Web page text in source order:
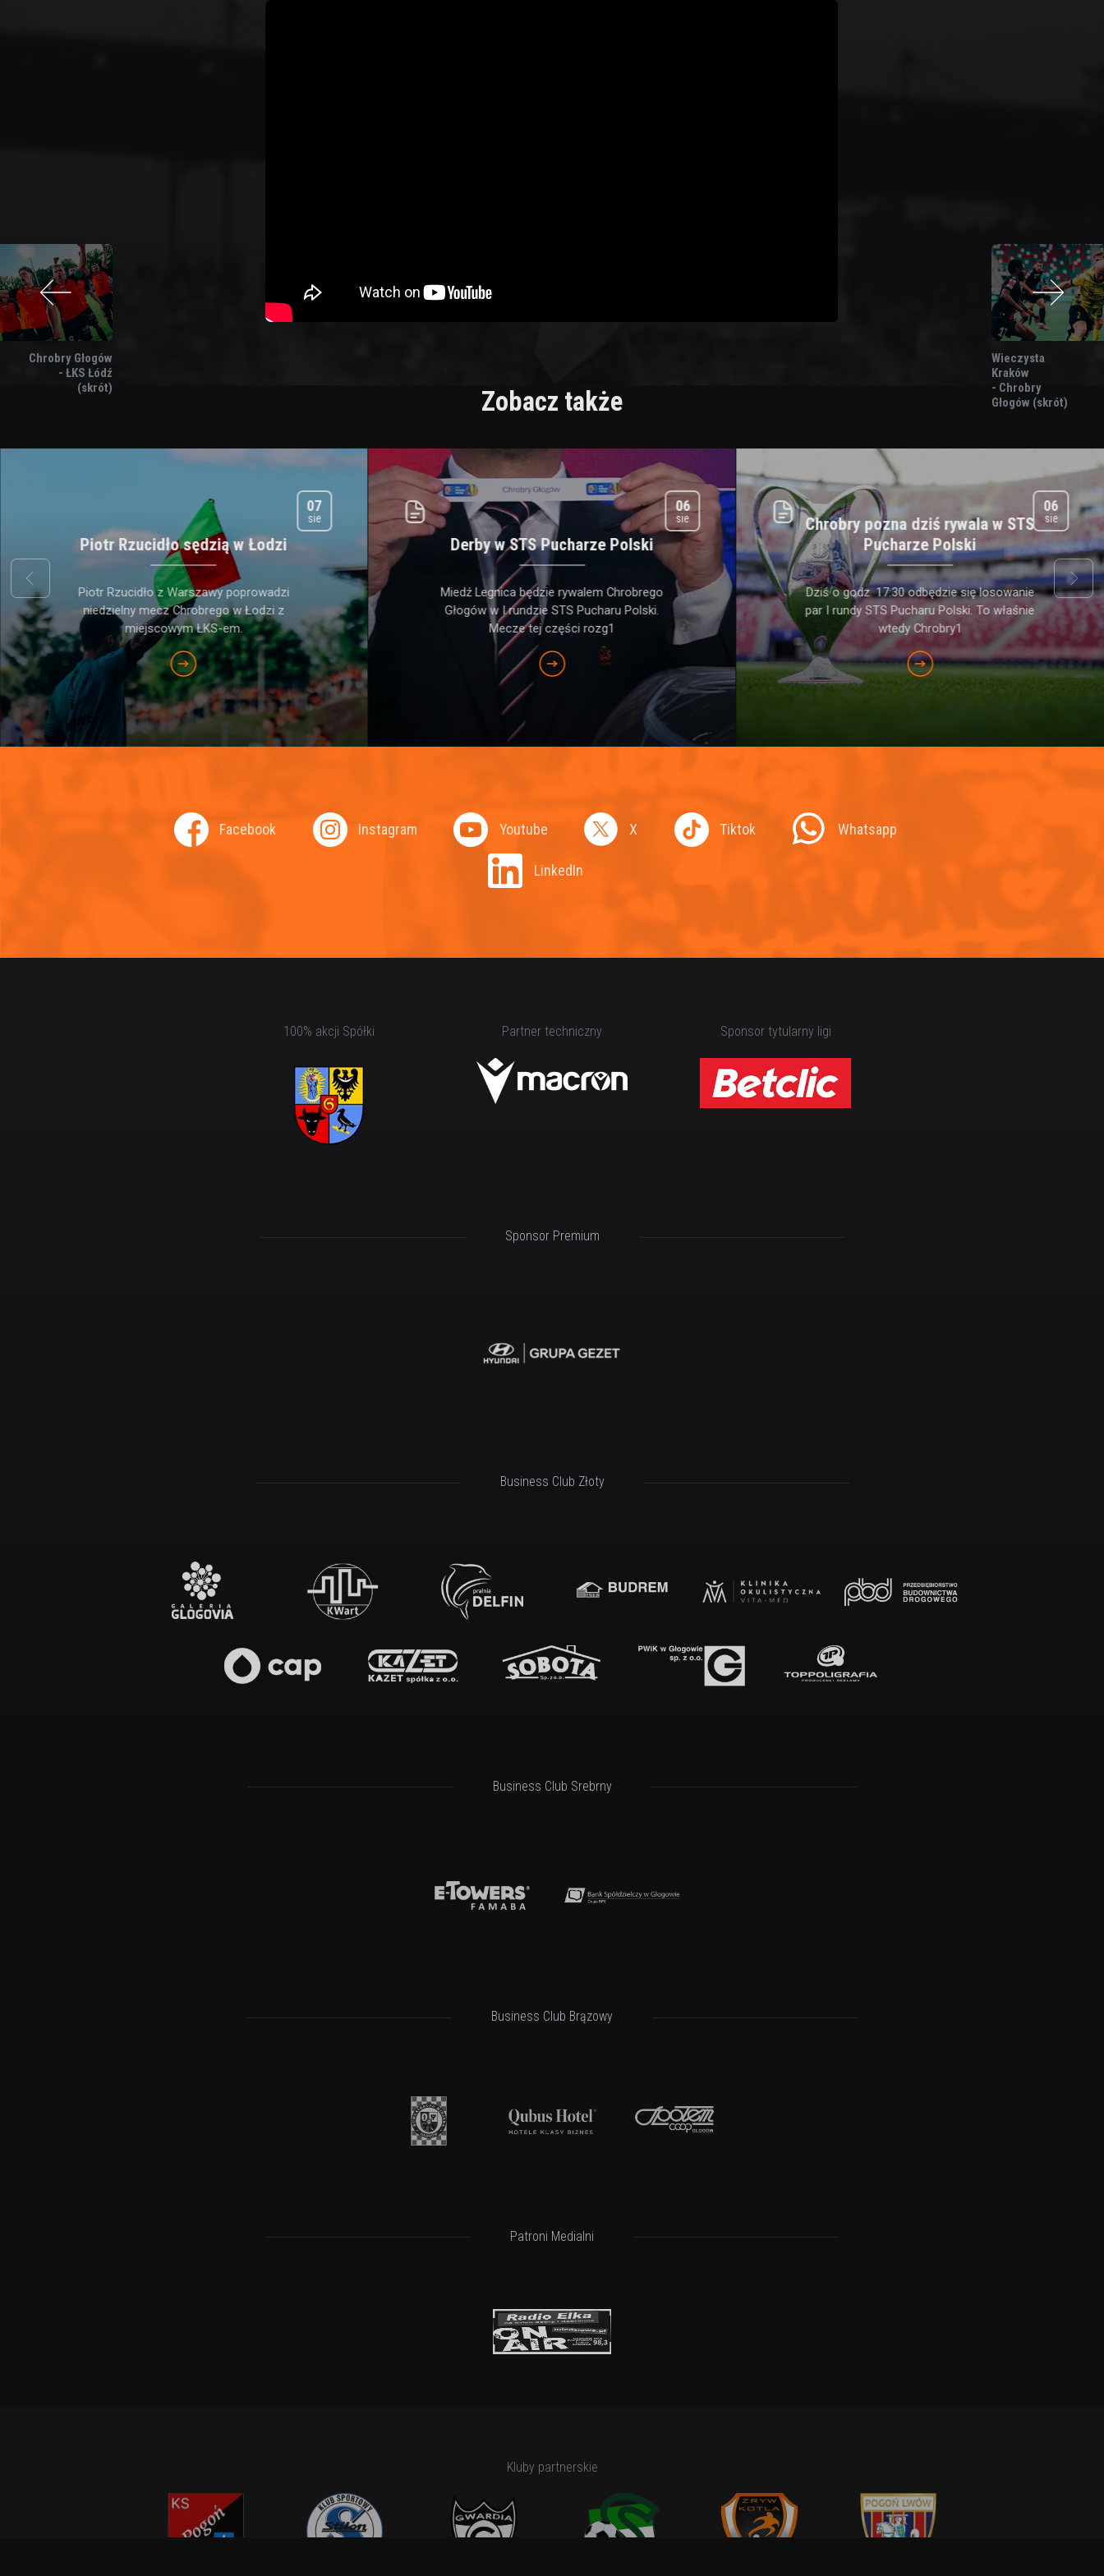
Chrobry Głogów
- ŁKS Łódź
(skrót)
Wieczysta
Kraków
- Chrobry
Głogów (skrót)
Zobacz także
next
07
sie
Piotr Rzucidło sędzią w Łodzi
Piotr Rzucidło z Warszawy poprowadzi
niedzielny mecz Chrobrego w Łodzi z
miejscowym ŁKS-em.
06
sie
Derby w STS Pucharze Polski
Miedź Legnica będzie rywalem Chrobrego
Głogów w I rundzie STS Pucharu Polski.
Mecze tej części rozg1
06
sie
Chrobry pozna dziś rywala w STS
Pucharze Polski
Dziś o godz. 17:30 odbędzie się losowanie
par I rundy STS Pucharu Polski. To właśnie
wtedy Chrobry1
Facebook Instagram Youtube X Tiktok Whatsapp
LinkedIn
100% akcji Spółki Partner techniczny Sponsor tytularny ligi
Sponsor Premium
Business Club Złoty
Business Club Srebrny
Business Club Brązowy
Patroni Medialni
Kluby partnerskie